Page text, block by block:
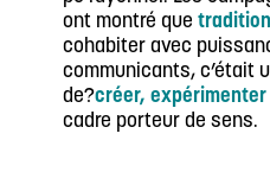
ont montré que
cohabiter avec
communicants, c’était
de?créer,
cadre porteur de sens.